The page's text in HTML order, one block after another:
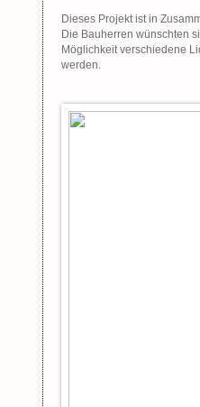
Dieses Projekt ist in
Die Bauherren wünschten
Möglichkeit verschiedene
werden.